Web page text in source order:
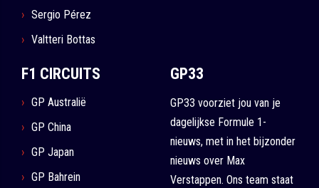
Sergio Pérez
Valtteri Bottas
F1 CIRCUITS
GP Australië
GP China
GP Japan
GP Bahrein
GP33
GP33 voorziet jou van je
dagelijkse Formule 1-
nieuws, met in het bijzonder
nieuws over Max
Verstappen. Ons team staat